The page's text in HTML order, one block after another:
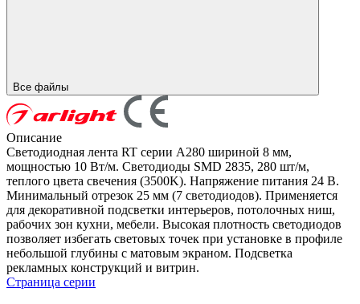
Все файлы
Описание
Светодиодная лента RT серии A280 шириной 8 мм,
мощностью 10 Вт/м. Светодиоды SMD 2835, 280 шт/м,
теплого цвета свечения (3500K). Напряжение питания 24 В.
Минимальный отрезок 25 мм (7 светодиодов). Применяется
для декоративной подсветки интерьеров, потолочных ниш,
рабочих зон кухни, мебели. Высокая плотность светодиодов
позволяет избегать световых точек при установке в профиле
небольшой глубины с матовым экраном. Подсветка
рекламных конструкций и витрин.
Страница серии